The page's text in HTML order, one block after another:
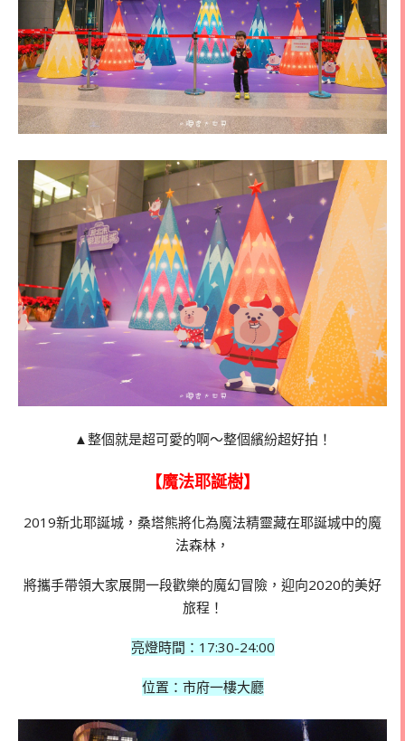
▲整個就是超可愛的啊～整個繽紛超好拍！
【魔法耶誕樹】
2019新北耶誕城，桑塔熊將化為魔法精靈藏在耶誕城中的魔
法森林，
將攜手帶領大家展開一段歡樂的魔幻冒險，迎向2020的美好
旅程！
亮燈時間：17:30-24:00
位置：市府一樓大廳